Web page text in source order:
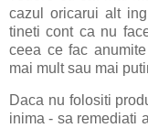
cazul oricarui alt
tineti cont ca nu
ceea ce fac
mai mult sau mai
Daca nu folositi
inima - sa remediati